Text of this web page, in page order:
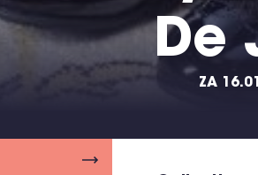
De
ZA